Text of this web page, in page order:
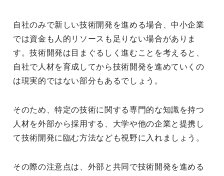
自社のみで新しい技術開発を進める場合、中小企業
では資金も人的リソースも足りない場合がありま
す。技術開発は目まぐるしく進むことを考えると、
自社で人材を育成してから技術開発を進めていくの
は現実的ではない部分もあるでしょう。
そのため、特定の技術に関する専門的な知識を持つ
人材を外部から採用する、大学や他の企業と提携し
て技術開発に臨む方法なども視野に入れましょう。
その際の注意点は、外部と共同で技術開発を進める